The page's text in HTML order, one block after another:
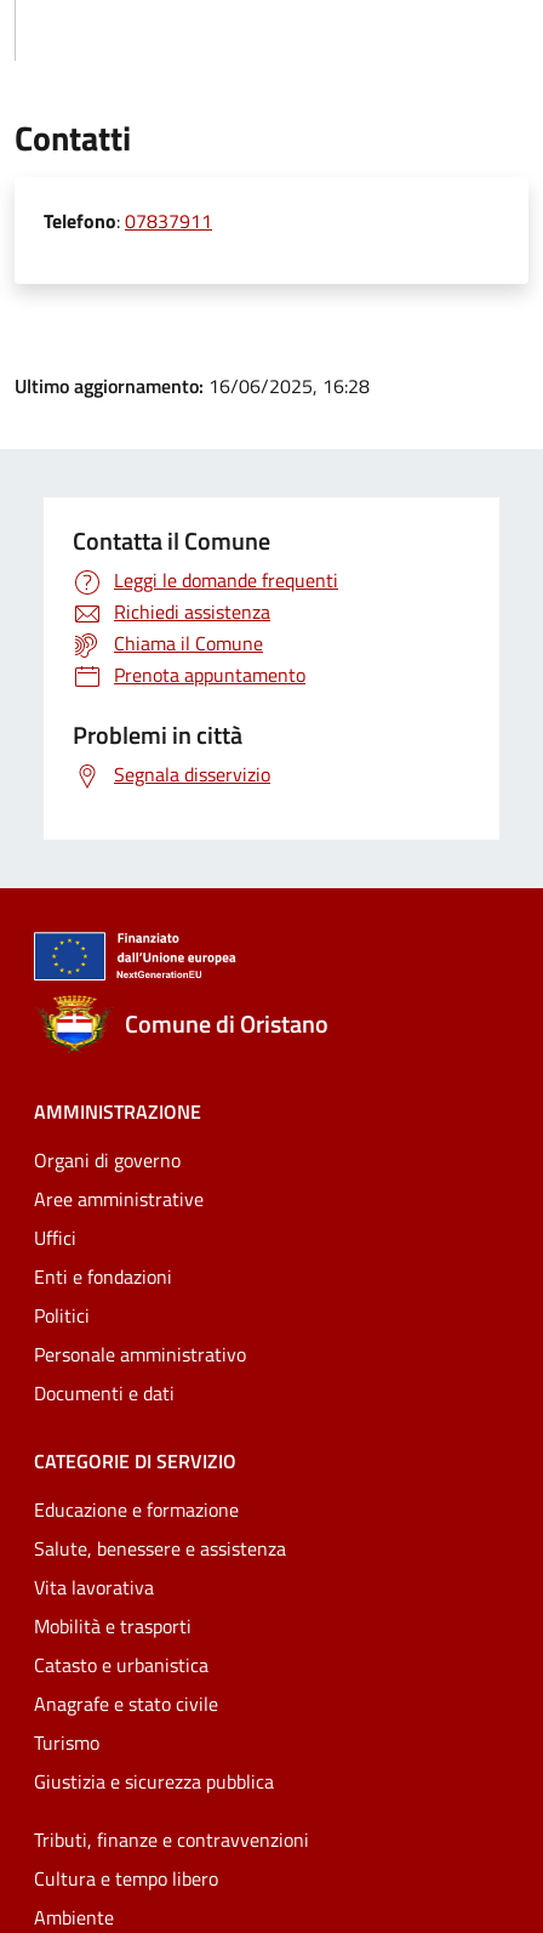
Contatti
Telefono:07837911
Ultimo aggiornamento: 16/06/2025, 16:28
Contatta il Comune
Leggi le domande frequenti
Richiedi assistenza
Chiama il Comune
Prenota appuntamento
Problemi in città
Segnala disservizio
Comune di Oristano
AMMINISTRAZIONE
Organi di governo
Aree amministrative
Uffici
Enti e fondazioni
Politici
Personale amministrativo
Documenti e dati
CATEGORIE DI SERVIZIO
Educazione e formazione
Salute, benessere e assistenza
Vita lavorativa
Mobilità e trasporti
Catasto e urbanistica
Anagrafe e stato civile
Turismo
Giustizia e sicurezza pubblica
Tributi, finanze e contravvenzioni
Cultura e tempo libero
Ambiente